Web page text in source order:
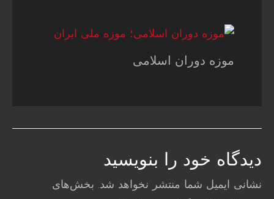
موزه دوران اسلامی
دیدگاه‌ خود را بنویسید
نشانی ایمیل شما منتشر نخواهد شد. بخش‌های